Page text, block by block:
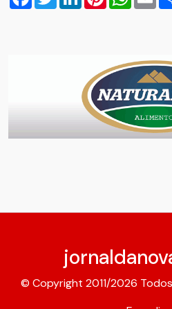
© Copyright 2011/2026